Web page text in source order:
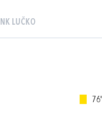
NK LUČKO
76'